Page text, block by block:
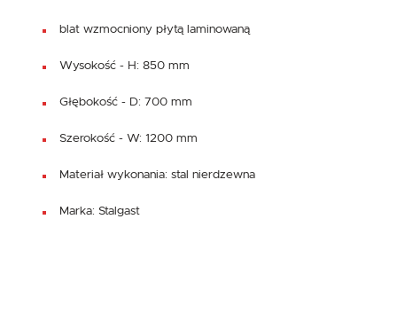
blat wzmocniony płytą laminowaną
Wysokość - H: 850 mm
Głębokość - D: 700 mm
Szerokość - W: 1200 mm
Materiał wykonania: stal nierdzewna
Marka: Stalgast